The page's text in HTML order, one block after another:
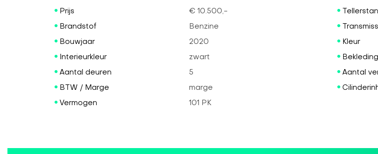
Prijs € 10.500,-
Brandstof Benzine
Bouwjaar 2020 Kleur
Interieurkleur zwart Bekleding
Aantal deuren 5 Aantal
BTW / Marge marge
Vermogen 101 PK